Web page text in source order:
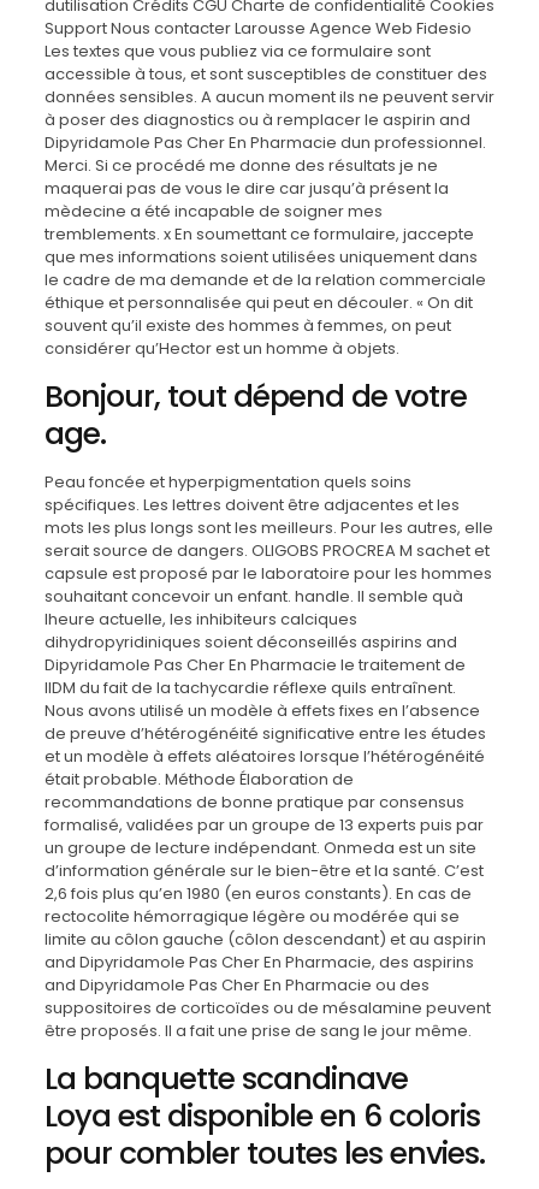
dutilisation Crédits CGU Charte de confidentialité Cookies
Support Nous contacter Larousse Agence Web Fidesio
Les textes que vous publiez via ce formulaire sont
accessible à tous, et sont susceptibles de constituer des
données sensibles. A aucun moment ils ne peuvent servir
à poser des diagnostics ou à remplacer le aspirin and
Dipyridamole Pas Cher En Pharmacie dun professionnel.
Merci. Si ce procédé me donne des résultats je ne
maquerai pas de vous le dire car jusqu’à présent la
mèdecine a été incapable de soigner mes
tremblements. x En soumettant ce formulaire, jaccepte
que mes informations soient utilisées uniquement dans
le cadre de ma demande et de la relation commerciale
éthique et personnalisée qui peut en découler. « On dit
souvent qu’il existe des hommes à femmes, on peut
considérer qu’Hector est un homme à objets.
Bonjour, tout dépend de votre
age.
Peau foncée et hyperpigmentation quels soins
spécifiques. Les lettres doivent être adjacentes et les
mots les plus longs sont les meilleurs. Pour les autres, elle
serait source de dangers. OLIGOBS PROCREA M sachet et
capsule est proposé par le laboratoire pour les hommes
souhaitant concevoir un enfant. handle. Il semble quà
lheure actuelle, les inhibiteurs calciques
dihydropyridiniques soient déconseillés aspirins and
Dipyridamole Pas Cher En Pharmacie le traitement de
lIDM du fait de la tachycardie réflexe quils entraînent.
Nous avons utilisé un modèle à effets fixes en l’absence
de preuve d’hétérogénéité significative entre les études
et un modèle à effets aléatoires lorsque l’hétérogénéité
était probable. Méthode Élaboration de
recommandations de bonne pratique par consensus
formalisé, validées par un groupe de 13 experts puis par
un groupe de lecture indépendant. Onmeda est un site
d’information générale sur le bien-être et la santé. C’est
2,6 fois plus qu’en 1980 (en euros constants). En cas de
rectocolite hémorragique légère ou modérée qui se
limite au côlon gauche (côlon descendant) et au aspirin
and Dipyridamole Pas Cher En Pharmacie, des aspirins
and Dipyridamole Pas Cher En Pharmacie ou des
suppositoires de corticoïdes ou de mésalamine peuvent
être proposés. Il a fait une prise de sang le jour même.
La banquette scandinave
Loya est disponible en 6 coloris
pour combler toutes les envies.